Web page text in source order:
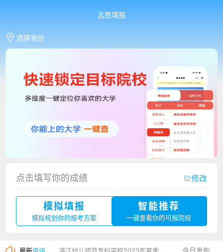
志愿填报
选择省份
点击填写你的成绩 修改
模拟填报
模拟规划你的报考方案
智能推荐
一键查看你的可报院校
最新资讯
厦门大学嘉庚学院2023年艺术类招生简章
湛江幼儿师范专科学校2023年夏季高考招生简章 今日发布